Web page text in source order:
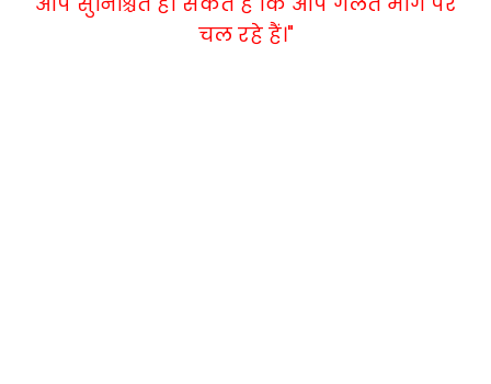
चल रहे हैं।"